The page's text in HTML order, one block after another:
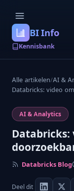
BI Info
Kennisbank
Alle artikelen/AI &
Databricks: video
AI & Analytics
Databricks:
Databricks Blog
Deel dit